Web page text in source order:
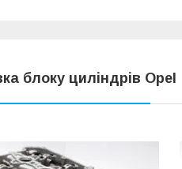
блоку циліндрів Opel